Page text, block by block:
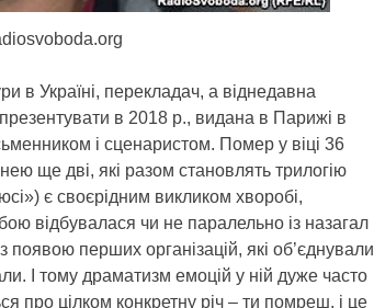
в Україні, перекладач, а віднедавна
в 2018 р., видана в Парижі в
і сценаристом. Помер у віці 36
ще дві, які разом становлять трилогію
є своєрідним викликом хворобі,
відбувалася чи не паралельно із назагал
появою перших організацій, які об’єднували
І тому драматизм емоцій у ній дуже часто
про цілком конкретну річ – ти помреш, і це